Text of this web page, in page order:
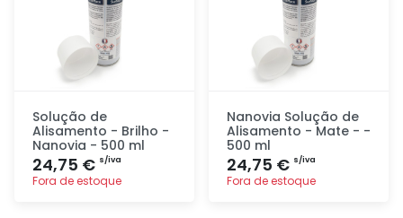
Solução de
Alisamento - Brilho -
Nanovia - 500 ml
24,75 € s/iva
Fora de estoque
Nanovia Solução de
Alisamento - Mate - -
500 ml
24,75 € s/iva
Fora de estoque